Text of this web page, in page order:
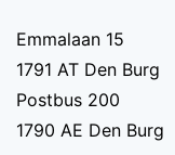
Emmalaan 15
1791 AT Den Burg
Postbus 200
1790 AE Den Burg